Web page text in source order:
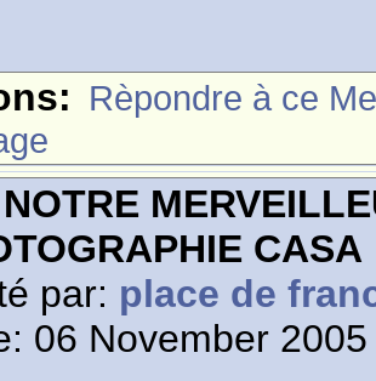
Rèpondre à ce
CASA
par: place de
06 November